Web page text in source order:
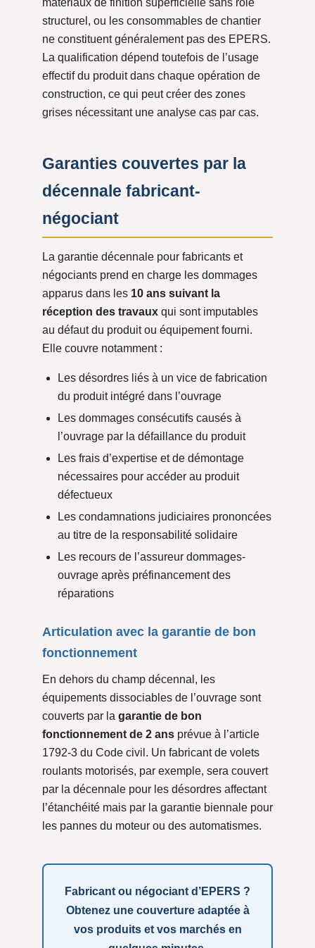
matériaux de finition superficielle sans rôle
structurel, ou les consommables de chantier
ne constituent généralement pas des EPERS.
La qualification dépend toutefois de l’usage
effectif du produit dans chaque opération de
construction, ce qui peut créer des zones
grises nécessitant une analyse cas par cas.
Garanties couvertes par la
décennale fabricant-
négociant
La garantie décennale pour fabricants et
négociants prend en charge les dommages
apparus dans les 10 ans suivant la
réception des travaux qui sont imputables
au défaut du produit ou équipement fourni.
Elle couvre notamment :
Les désordres liés à un vice de fabrication
du produit intégré dans l’ouvrage
Les dommages consécutifs causés à
l’ouvrage par la défaillance du produit
Les frais d’expertise et de démontage
nécessaires pour accéder au produit
défectueux
Les condamnations judiciaires prononcées
au titre de la responsabilité solidaire
Les recours de l’assureur dommages-
ouvrage après préfinancement des
réparations
Articulation avec la garantie de bon
fonctionnement
En dehors du champ décennal, les
équipements dissociables de l’ouvrage sont
couverts par la garantie de bon
fonctionnement de 2 ans prévue à l’article
1792-3 du Code civil. Un fabricant de volets
roulants motorisés, par exemple, sera couvert
par la décennale pour les désordres affectant
l’étanchéité mais par la garantie biennale pour
les pannes du moteur ou des automatismes.
Fabricant ou négociant d’EPERS ?
Obtenez une couverture adaptée à
vos produits et vos marchés en